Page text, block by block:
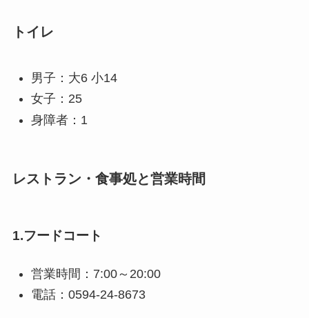
トイレ
男子：大6 小14
女子：25
身障者：1
レストラン・食事処と営業時間
1.フードコート
営業時間：7:00～20:00
電話：0594-24-8673